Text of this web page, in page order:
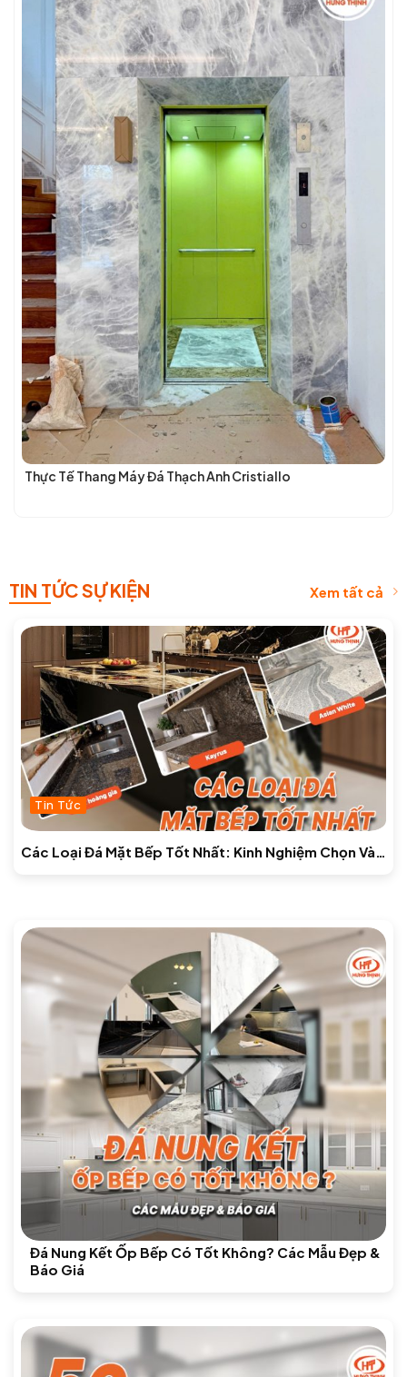
Thực Tế Thang Máy Đá Thạch Anh Cristiallo
TIN TỨC SỰ KIỆN Xem tất cả
Tin Tức
Các Loại Đá Mặt Bếp Tốt Nhất: Kinh Nghiệm Chọn Và
Đá Nung Kết Ốp Bếp Có Tốt Không? Các Mẫu Đẹp &
Báo Giá